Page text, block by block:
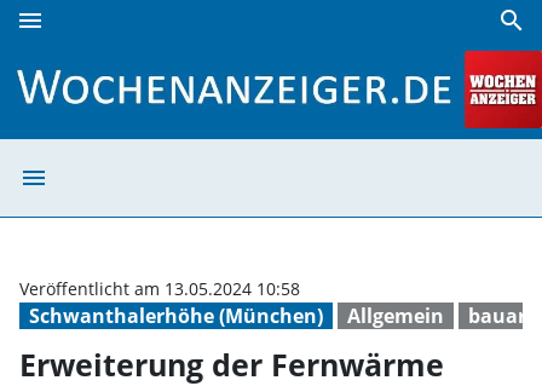
menu search
menu
Schwanthalerhöhe (München) Allgemein
Veröffentlicht am 13.05.2024 10:58
Erweiterung der Fernwärme